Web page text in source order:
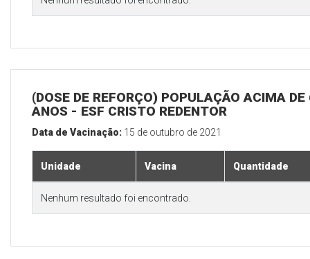
(DOSE DE REFORÇO) POPULAÇÃO ACIMA DE
ANOS - ESF CRISTO REDENTOR
Data de Vacinação: 15 de outubro de 2021
Unidade Vacina Quantidade
Nenhum resultado foi encontrado.